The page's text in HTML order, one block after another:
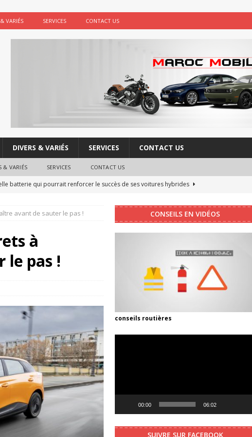
VARIÉS SERVICES CONTACT US
DIVERS & VARIÉS SERVICES CONTACT US
& VARIÉS SERVICES CONTACT US
batterie qui pourrait renforcer le succès de ses voitures hybrides
: les boutons physiques vont faire leur retour dans les voitures
électrique : quelles alternatives à la Green’Up de Legrand au Maroc
cette technologie peut réduire le coût de la voiture électrique au
français prêt à défier les références allemandes
GLA électrique : jusqu’à 657 km d’autonomie et des prix plus
avant de sauter le pas !
à
le pas !
CONSEILS EN VIDÉOS
conseils routières
00:00 06:02
SUIVRE SUR FACEBOOK